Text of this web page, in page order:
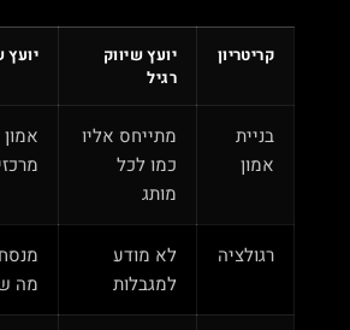
קריטריון
יועץ שיווק
רגיל
יועץ
בניית
אמון
מתייחס אליו
כמו לכל
מותג
אמון
רגולציה
לא מודע
למגבלות
מה